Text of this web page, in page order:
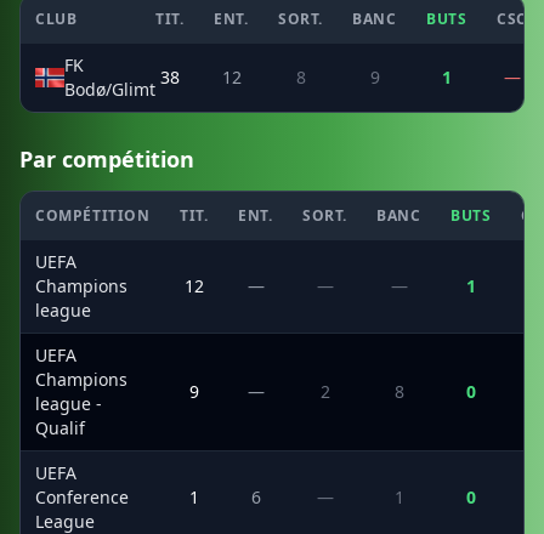
CLUB TIT. ENT. SORT. BANC BUTS CSC
FK
Bodø/Glimt
38 12 8 9 1 —
Par compétition
COMPÉTITION TIT. ENT. SORT. BANC BUTS
UEFA
Champions
league
12 — — — 1
UEFA
Champions
league -
Qualif
9 — 2 8 0
UEFA
Conference
League
1 6 — 1 0